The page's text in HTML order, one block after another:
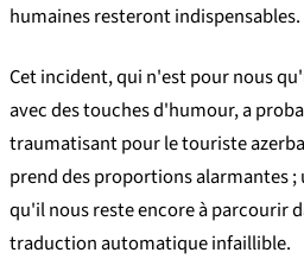
humaines resteront indispensables.
Cet incident, qui n'est pour nous
avec des touches d'humour, a
traumatisant pour le touriste
prend des proportions alarmantes
qu'il nous reste encore à parcourir
traduction automatique infaillible.